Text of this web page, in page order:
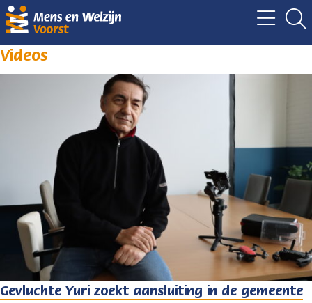
Videos
Gevluchte Yuri zoekt aansluiting in de gemeente